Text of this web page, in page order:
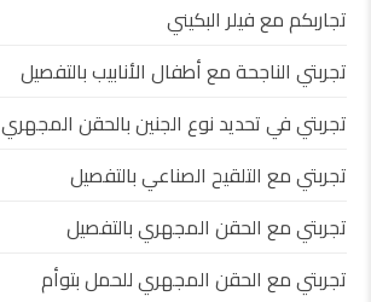
تجاربكم مع فيلر البكيني
تجربتي الناجحة مع أطفال الأنابيب بالتفصيل
تجربتي في تحديد نوع الجنين بالحقن المجهري
تجربتي مع التلقيح الصناعي بالتفصيل
تجربتي مع الحقن المجهري بالتفصيل
تجربتي مع الحقن المجهري للحمل بتوأم